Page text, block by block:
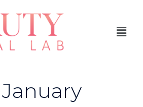
January